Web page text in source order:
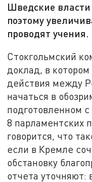
Шведские
поэтому
проводят учения.
Стокгольмский
доклад, в
действия между
начаться в
подготовленном
8 парламентских
говорится, что
если в Кремле
обстановку
отчета уточняют: